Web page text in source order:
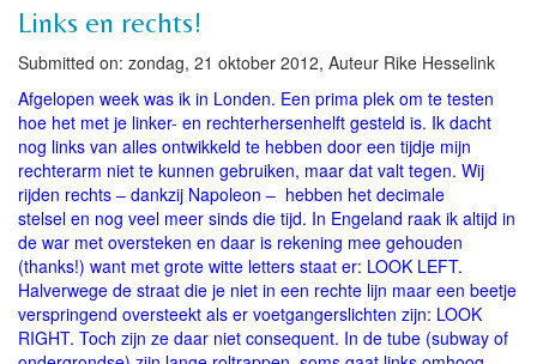
Links en rechts!
Submitted on: zondag, 21 oktober 2012, Auteur Rike Hesselink
Afgelopen week was ik in Londen. Een prima plek om te testen
hoe het met je linker- en rechterhersenhelft gesteld is. Ik dacht
nog links van alles ontwikkeld te hebben door een tijdje mijn
rechterarm niet te kunnen gebruiken, maar dat valt tegen. Wij
rijden rechts – dankzij Napoleon – hebben het decimale
stelsel en nog veel meer sinds die tijd. In Engeland raak ik altijd in
de war met oversteken en daar is rekening mee gehouden
(thanks!) want met grote witte letters staat er: LOOK LEFT.
Halverwege de straat die je niet in een rechte lijn maar een beetje
verspringend oversteekt als er voetgangerslichten zijn: LOOK
RIGHT. Toch zijn ze daar niet consequent. In de tube (subway of